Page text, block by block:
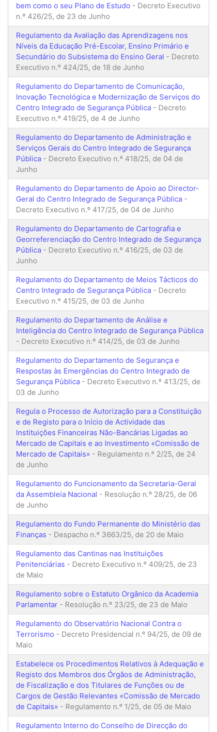
bem como o seu Plano de Estudo - Decreto Executivo
n.º 426/25, de 23 de Junho
Regulamento da Avaliação das Aprendizagens nos
Níveis da Educação Pré-Escolar, Ensino Primário e
Secundário do Subsistema do Ensino Geral - Decreto
Executivo n.º 424/25, de 18 de Junho
Regulamento do Departamento de Comunicação,
Inovação Tecnológica e Modernização de Serviços do
Centro Integrado de Segurança Pública - Decreto
Executivo n.º 419/25, de 4 de Junho
Regulamento do Departamento de Administração e
Serviços Gerais do Centro Integrado de Segurança
Pública - Decreto Executivo n.º 418/25, de 04 de
Junho
Regulamento do Departamento de Apoio ao Director-
Geral do Centro Integrado de Segurança Pública -
Decreto Executivo n.º 417/25, de 04 de Junho
Regulamento do Departamento de Cartografia e
Georreferenciação do Centro Integrado de Segurança
Pública - Decreto Executivo n.º 416/25, de 03 de
Junho
Regulamento do Departamento de Meios Tácticos do
Centro Integrado de Segurança Pública - Decreto
Executivo n.º 415/25, de 03 de Junho
Regulamento do Departamento de Análise e
Inteligência do Centro Integrado de Segurança Pública
- Decreto Executivo n.º 414/25, de 03 de Junho
Regulamento do Departamento de Segurança e
Respostas às Emergências do Centro Integrado de
Segurança Pública - Decreto Executivo n.º 413/25, de
03 de Junho
Regula o Processo de Autorização para a Constituição
e de Registo para o Início de Actividade das
Instituições Financeiras Não-Bancárias Ligadas ao
Mercado de Capitais e ao Investimento «Comissão de
Mercado de Capitais» - Regulamento n.º 2/25, de 24
de Junho
Regulamento do Funcionamento da Secretaria-Geral
da Assembleia Nacional - Resolução n.º 28/25, de 06
de Junho
Regulamento do Fundo Permanente do Ministério das
Finanças - Despacho n.º 3663/25, de 20 de Maio
Regulamento das Cantinas nas Instituições
Penitenciárias - Decreto Executivo n.º 409/25, de 23
de Maio
Regulamento sobre o Estatuto Orgânico da Academia
Parlamentar - Resolução n.º 23/25, de 23 de Maio
Regulamento do Observatório Nacional Contra o
Terrorismo - Decreto Presidencial n.º 94/25, de 09 de
Maio
Estabelece os Procedimentos Relativos à Adequação e
Registo dos Membros dos Órgãos de Administração,
de Fiscalização e dos Titulares de Funções ou de
Cargos de Gestão Relevantes «Comissão de Mercado
de Capitais» - Regulamento n.º 1/25, de 05 de Maio
Regulamento Interno do Conselho de Direcção do